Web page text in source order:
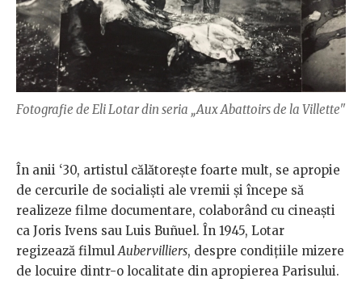
Fotografie de Eli Lotar din seria „Aux Abattoirs de la Villette"
În anii ‘30, artistul călătorește foarte mult, se apropie
de cercurile de socialiști ale vremii și începe să
realizeze filme documentare, colaborând cu cineaști
ca Joris Ivens sau Luis Buñuel. În 1945, Lotar
regizează filmulAubervilliers, despre condițiile mizere
de locuire dintr-o localitate din apropierea Parisului.